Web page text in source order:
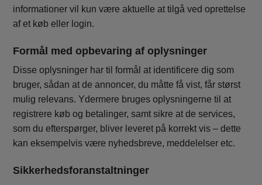
informationer vil kun være aktuelle at tilgå ved oprettelse
af et køb eller login.
Formål med opbevaring af oplysninger
Disse oplysninger har til formål at identificere dig som
bruger, sådan at de annoncer, du måtte få vist, får størst
mulig relevans. Ydermere bruges oplysningerne til at
registrere køb og betalinger, samt sikre at de services,
som du efterspørger, bliver leveret på korrekt vis – dette
kan eksempelvis være nyhedsbreve, meddelelser etc.
Sikkerhedsforanstaltninger